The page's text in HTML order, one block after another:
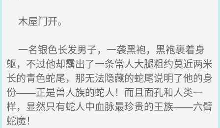
木屋门开。
一名银色长发男子，一袭黑袍，黑袍裹着身
躯，不过他却露出了一条常人大腿粗约莫近两米
长的青色蛇尾，那无法隐藏的蛇尾说明了他的身
份――正是兽人族的蛇人！而且面孔和人类一
样，显然只有蛇人中血脉最珍贵的王族――六臂
蛇魔！